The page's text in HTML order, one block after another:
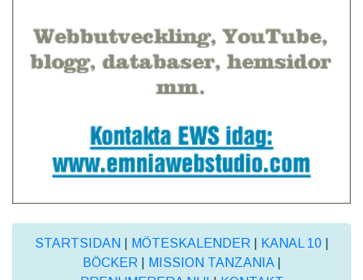
STARTSIDAN MÖTESKALENDER KANAL 10|
BÖCKER
MISSION TANZANIA|